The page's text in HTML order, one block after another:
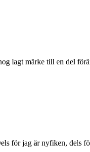
lagt märke till en del
för jag är nyfiken, dels